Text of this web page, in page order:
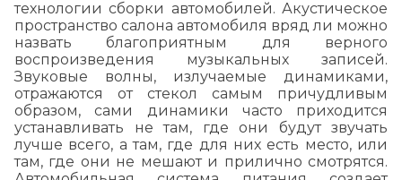
технологии сборки автомобилей. Акустическое
пространство салона автомобиля вряд ли можно
назвать благоприятным для верного
воспроизведения музыкальных записей.
Звуковые волны, излучаемые динамиками,
отражаются от стекол самым причудливым
образом, сами динамики часто приходится
устанавливать не там, где они будут звучать
лучше всего, а там, где для них есть место, или
там, где они не мешают и прилично смотрятся.